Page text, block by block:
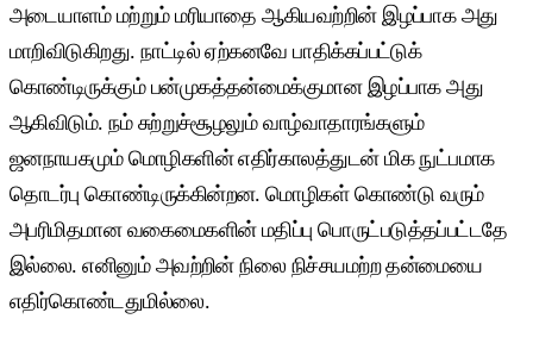
அடையாளம் மற்றும் மரியாதை ஆகியவற்றின் இழப்பாக அது
மாறிவிடுகிறது. நாட்டில் ஏற்கனவே பாதிக்கப்பட்டுக்
கொண்டிருக்கும் பன்முகத்தன்மைக்குமான இழப்பாக அது
ஆகிவிடும். நம் சுற்றுச்சூழலும் வாழ்வாதாரங்களும்
ஜனநாயகமும் மொழிகளின் எதிர்காலத்துடன் மிக நுட்பமாக
தொடர்பு கொண்டிருக்கின்றன. மொழிகள் கொண்டு வரும்
அபரிமிதமான வகைமைகளின் மதிப்பு பொருட்படுத்தப்பட்டதே
இல்லை. எனினும் அவற்றின் நிலை நிச்சயமற்ற தன்மையை
எதிர்கொண்டதுமில்லை.